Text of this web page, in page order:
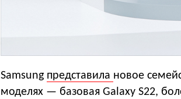
Samsung представила новое
моделях — базовая Galaxy S22,